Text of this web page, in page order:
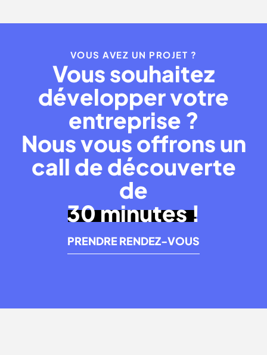
VOUS AVEZ UN PROJET ?
Vous souhaitez
développer votre
entreprise ?
Nous vous offrons un
call de découverte
de
30 minutes !
PRENDRE RENDEZ-VOUS